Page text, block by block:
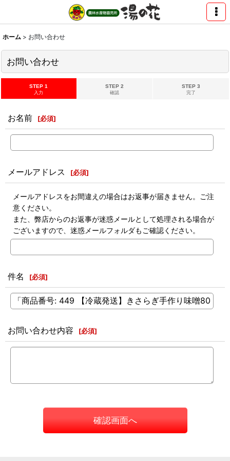
ホーム > お問い合わせ
お問い合わせ
STEP 1
入力
STEP 2
確認
STEP 3
完了
お名前 [必須]
メールアドレス [必須]
メールアドレスをお間違えの場合はお返事が届きません。ご注
意ください。
また、弊店からのお返事が迷惑メールとして処理される場合が
ございますので、迷惑メールフォルダもご確認ください。
件名 [必須]
お問い合わせ内容 [必須]
確認画面へ